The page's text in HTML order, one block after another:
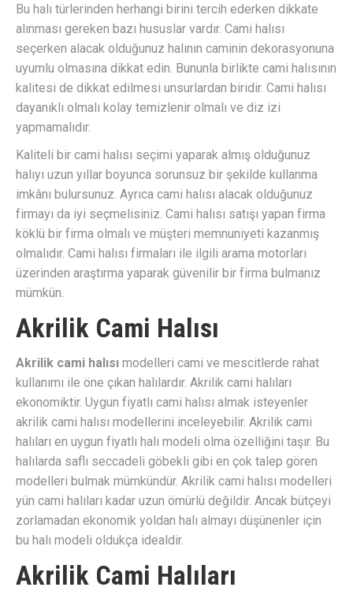
Bu halı türlerinden herhangi birini tercih ederken dikkate
alınması gereken bazı hususlar vardır. Cami halısı
seçerken alacak olduğunuz halının caminin dekorasyonuna
uyumlu olmasına dikkat edin. Bununla birlikte cami halısının
kalitesi de dikkat edilmesi unsurlardan biridir. Cami halısı
dayanıklı olmalı kolay temizlenir olmalı ve diz izi
yapmamalıdır.
Kaliteli bir cami halısı seçimi yaparak almış olduğunuz
halıyı uzun yıllar boyunca sorunsuz bir şekilde kullanma
imkânı bulursunuz. Ayrıca cami halısı alacak olduğunuz
firmayı da iyi seçmelisiniz. Cami halısı satışı yapan firma
köklü bir firma olmalı ve müşteri memnuniyeti kazanmış
olmalıdır. Cami halısı firmaları ile ilgili arama motorları
üzerinden araştırma yaparak güvenilir bir firma bulmanız
mümkün.
Akrilik Cami Halısı
Akrilik cami halısı modelleri cami ve mescitlerde rahat
kullanımı ile öne çıkan halılardır. Akrilik cami halıları
ekonomiktir. Uygun fiyatlı cami halısı almak isteyenler
akrilik cami halısı modellerini inceleyebilir. Akrilik cami
halıları en uygun fiyatlı halı modeli olma özelliğini taşır. Bu
halılarda saflı seccadeli göbekli gibi en çok talep gören
modelleri bulmak mümkündür. Akrilik cami halısı modelleri
yün cami halıları kadar uzun ömürlü değildir. Ancak bütçeyi
zorlamadan ekonomik yoldan halı almayı düşünenler için
bu halı modeli oldukça idealdir.
Akrilik Cami Halıları